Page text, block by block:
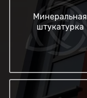
Минеральная
штукатурка